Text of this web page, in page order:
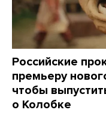
Российские
премьеру
чтобы
о Колобке